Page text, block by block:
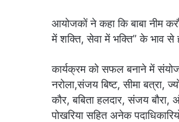
आयोजकों ने कहा कि बाबा नीम
में शक्ति, सेवा में भक्ति” के भाव
कार्यक्रम को सफल बनाने में
नरोला,संजय बिष्ट, सीमा बत्रा,
कौर, बबिता हलदार, संजय बौरा,
पोखरिया सहित अनेक